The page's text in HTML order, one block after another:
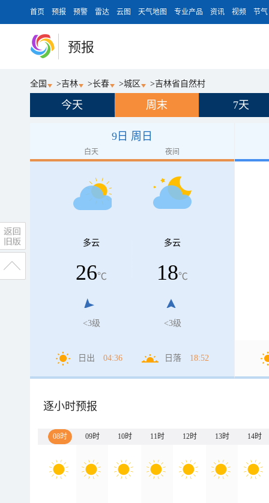
首页 预报 预警 雷达 云图 天气地图 专业产品 资讯 视频 节气
预报
全国 >吉林 >长春 >城区 >吉林省自然村
今天 周末 7天
9日 周日
白天 夜间
多云
26℃
<3级
多云
18℃
<3级
日出 04:36 日落 18:52
逐小时预报
08时 09时 10时 11时 12时 13时 14时